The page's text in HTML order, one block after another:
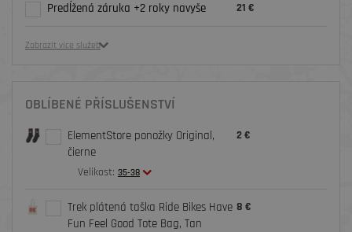
Predĺžená záruka +2 roky navyše 21 €
Zobrazit více služeb
OBLÍBENÉ PŘÍSLUŠENSTVÍ
ElementStore ponožky Original,
čierne
Velikost: 35-38
2 €
Trek plátená taška Ride Bikes Have
Fun Feel Good Tote Bag, Tan
8 €